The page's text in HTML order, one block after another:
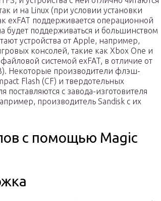
и на Linux (при условии установки
exFAT поддерживается операционной
будет поддерживаться и большинством
устройства от Apple, например,
консолей, такие как Xbox One и
системой exFAT, в отличие от
Некоторые производители флэш-
Flash (CF) и твердотельных
поставляются с завода-изготовителя
производитель Sandisk с их
с помощью Magic